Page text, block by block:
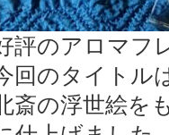
評のアロマフ
回のタイトル
斎の浮世絵を